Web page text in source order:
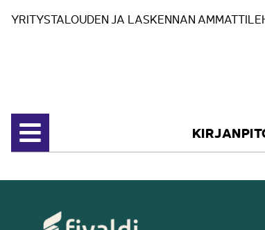
YRITYSTALOUDEN JA LASKENNAN
Avaa valikko